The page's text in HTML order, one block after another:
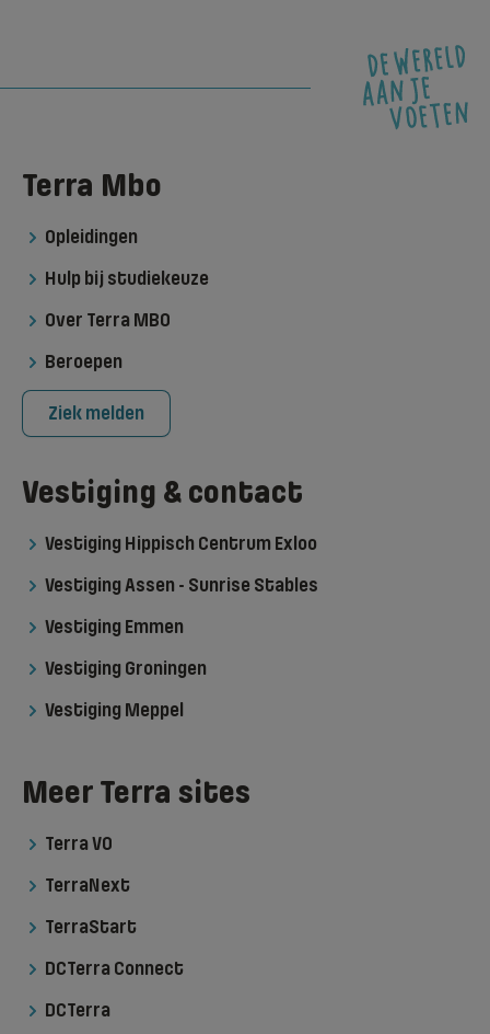
Terra Mbo
Opleidingen
Hulp bij studiekeuze
Over Terra MBO
Beroepen
Ziek melden
Vestiging & contact
Vestiging Hippisch Centrum Exloo
Vestiging Assen - Sunrise Stables
Vestiging Emmen
Vestiging Groningen
Vestiging Meppel
Meer Terra sites
Terra VO
TerraNext
TerraStart
DCTerra Connect
DCTerra